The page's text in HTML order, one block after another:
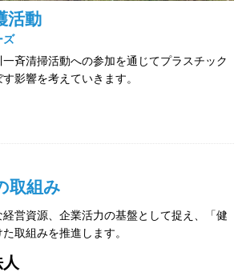
活動
ズ
斉清掃活動への参加を通じてプラスチック
影響を考えていきます。
取組み
営資源、企業活力の基盤として捉え、「健
取組みを推進します。